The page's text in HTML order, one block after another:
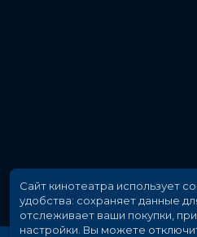
Сайт кинотеатра использует
удобства: сохраняет данные
отслеживает ваши покупки,
настройки. Вы можете